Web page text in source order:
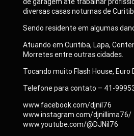
diversas casas noturnas de
Sendo residente em algumas
Atuando em Curitiba, Lapa,
Morretes entre outras cidades.
Tocando muito Flash House, Euro
Telefone para contato – 41-
www.facebook.com/djnil76
www.instagram.com/djnillima76/
www.youtube.com/@DJNil76